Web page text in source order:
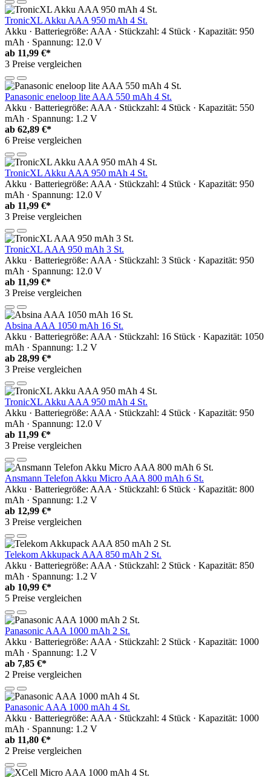
TronicXL Akku AAA 950 mAh 4 St.
Akku · Batteriegröße: AAA · Stückzahl: 4 Stück · Kapazität: 950
mAh · Spannung: 12.0 V
ab 11,99 €*
3 Preise vergleichen
Panasonic eneloop lite AAA 550 mAh 4 St.
Akku · Batteriegröße: AAA · Stückzahl: 4 Stück · Kapazität: 550
mAh · Spannung: 1.2 V
ab 62,89 €*
6 Preise vergleichen
TronicXL Akku AAA 950 mAh 4 St.
Akku · Batteriegröße: AAA · Stückzahl: 4 Stück · Kapazität: 950
mAh · Spannung: 12.0 V
ab 11,99 €*
3 Preise vergleichen
TronicXL AAA 950 mAh 3 St.
Akku · Batteriegröße: AAA · Stückzahl: 3 Stück · Kapazität: 950
mAh · Spannung: 12.0 V
ab 11,99 €*
3 Preise vergleichen
Absina AAA 1050 mAh 16 St.
Akku · Batteriegröße: AAA · Stückzahl: 16 Stück · Kapazität: 1050
mAh · Spannung: 1.2 V
ab 28,99 €*
3 Preise vergleichen
TronicXL Akku AAA 950 mAh 4 St.
Akku · Batteriegröße: AAA · Stückzahl: 4 Stück · Kapazität: 950
mAh · Spannung: 12.0 V
ab 11,99 €*
3 Preise vergleichen
Ansmann Telefon Akku Micro AAA 800 mAh 6 St.
Akku · Batteriegröße: AAA · Stückzahl: 6 Stück · Kapazität: 800
mAh · Spannung: 1.2 V
ab 12,99 €*
3 Preise vergleichen
Telekom Akkupack AAA 850 mAh 2 St.
Akku · Batteriegröße: AAA · Stückzahl: 2 Stück · Kapazität: 850
mAh · Spannung: 1.2 V
ab 10,99 €*
5 Preise vergleichen
Panasonic AAA 1000 mAh 2 St.
Akku · Batteriegröße: AAA · Stückzahl: 2 Stück · Kapazität: 1000
mAh · Spannung: 1.2 V
ab 7,85 €*
2 Preise vergleichen
Panasonic AAA 1000 mAh 4 St.
Akku · Batteriegröße: AAA · Stückzahl: 4 Stück · Kapazität: 1000
mAh · Spannung: 1.2 V
ab 11,80 €*
2 Preise vergleichen